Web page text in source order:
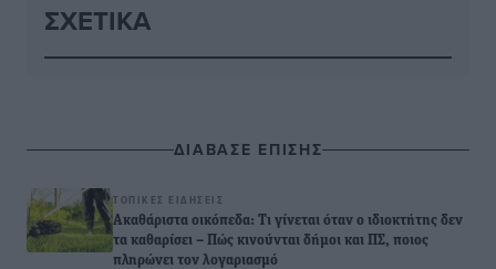
ΣΧΕΤΙΚΆ
ΔΙΑΒΑΣΕ ΕΠΙΣΗΣ
ΤΟΠΙΚΈΣ ΕΙΔΉΣΕΙΣ
Ακαθάριστα οικόπεδα: Τι γίνεται όταν ο ιδιοκτήτης δεν
τα καθαρίσει – Πώς κινούνται δήμοι και ΠΣ, ποιος
πληρώνει τον λογαριασμό